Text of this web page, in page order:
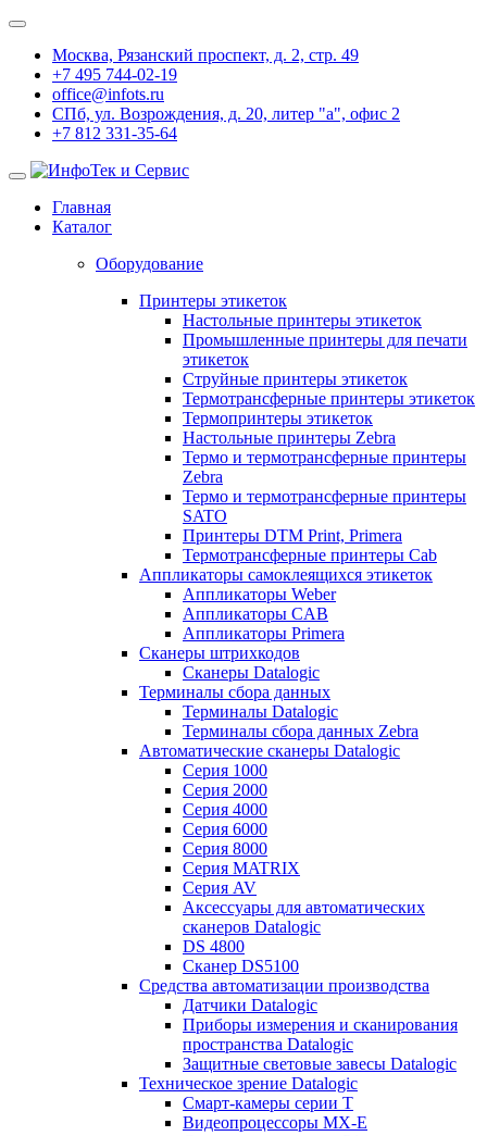
Москва, Рязанский проспект, д. 2, стр. 49
+7 495 744-02-19
office@infots.ru
СПб, ул. Возрождения, д. 20, литер "a", офис 2
+7 812 331-35-64
Главная
Каталог
Оборудование
Принтеры этикеток
Настольные принтеры этикеток
Промышленные принтеры для печати
этикеток
Струйные принтеры этикеток
Термотрансферные принтеры этикеток
Термопринтеры этикеток
Настольные принтеры Zebra
Термо и термотрансферные принтеры
Zebra
Термо и термотрансферные принтеры
SATO
Принтеры DTM Print, Primera
Термотрансферные принтеры Cab
Аппликаторы самоклеящихся этикеток
Аппликаторы Weber
Аппликаторы CAB
Аппликаторы Primera
Сканеры штрихкодов
Сканеры Datalogic
Терминалы сбора данных
Терминалы Datalogic
Терминалы сбора данных Zebra
Автоматические сканеры Datalogic
Серия 1000
Серия 2000
Серия 4000
Серия 6000
Серия 8000
Серия MATRIX
Серия AV
Аксессуары для автоматических
сканеров Datalogic
DS 4800
Сканер DS5100
Средства автоматизации производства
Датчики Datalogic
Приборы измерения и сканирования
пространства Datalogic
Защитные световые завесы Datalogic
Техническое зрение Datalogic
Смарт-камеры серии T
Видеопроцессоры MX-E